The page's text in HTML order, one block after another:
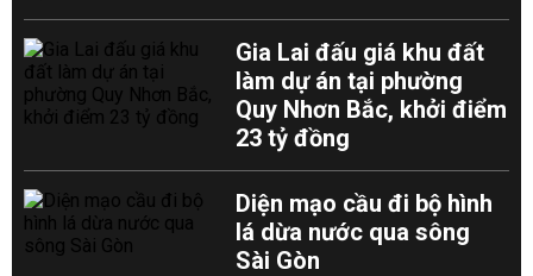
Gia Lai đấu giá khu đất
làm dự án tại phường
Quy Nhơn Bắc, khởi điểm
23 tỷ đồng
Diện mạo cầu đi bộ hình
lá dừa nước qua sông
Sài Gòn